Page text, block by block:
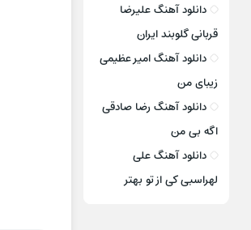
دانلود آهنگ علیرضا
قربانی گلوبند ایران
دانلود آهنگ امیر عظیمی
زیبای من
دانلود آهنگ رضا صادقی
اگه بی من
دانلود آهنگ علی
لهراسبی کی از تو ‌بهتر